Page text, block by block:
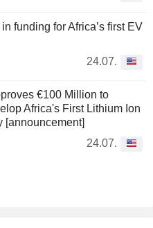
funding for Africa’s first EV
24.07.
€100 Million to
Africa's First Lithium Ion
[announcement]
24.07.